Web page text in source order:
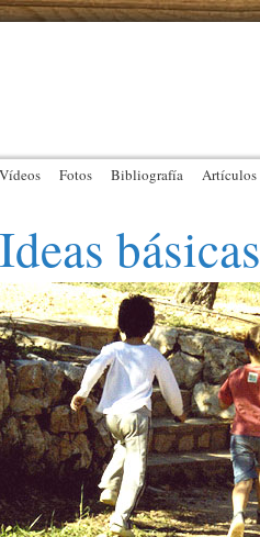
Vídeos Fotos Bibliografía Artículos
Ideas básicas